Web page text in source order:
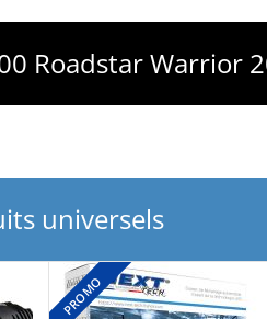
Roadstar Warrior
universels
PROMO